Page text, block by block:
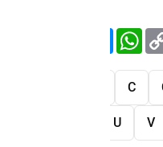
Facebook
C
U V